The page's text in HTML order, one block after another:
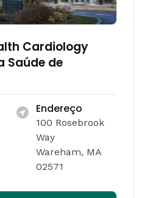
Cardiology
Saúde de
Endereço
100 Rosebrook
Way
Wareham, MA
02571